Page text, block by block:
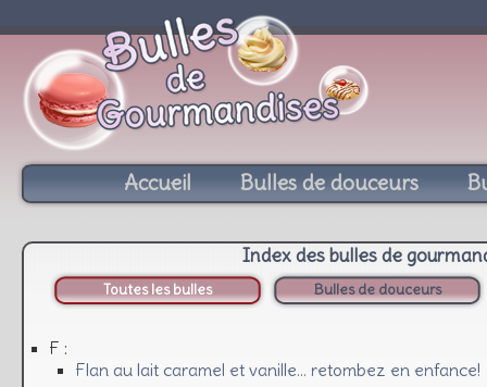
Accueil Bulles de douceurs
Index des bulles de
Toutes les bulles Bulles de douceurs
F :
Flan au lait caramel et vanille… retombez en enfance!